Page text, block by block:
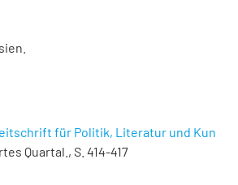
für Politik, Literatur und Kun
Quartal., S. 414-417